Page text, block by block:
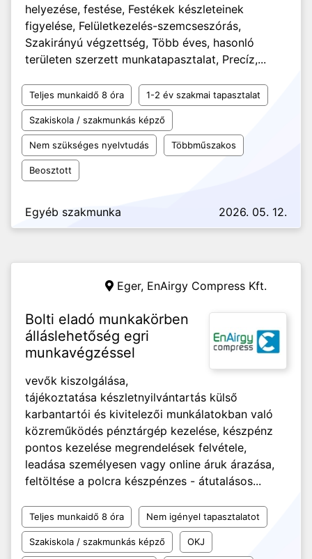
helyezése, festése, Festékek készleteinek
figyelése, Felületkezelés-szemcseszórás,
Szakirányú végzettség, Több éves, hasonló
területen szerzett munkatapasztalat, Precíz,...
Teljes munkaidő 8 óra 1-2 év szakmai tapasztalat
Szakiskola / szakmunkás képző
Nem szükséges nyelvtudás Többműszakos
Beosztott
Egyéb szakmunka 2026. 05. 12.
Eger, EnAirgy Compress Kft.
Bolti eladó munkakörben
álláslehetőség egri
munkavégzéssel
vevők kiszolgálása,
tájékoztatása készletnyilvántartás külső
karbantartói és kivitelezői munkálatokban való
közreműködés pénztárgép kezelése, készpénz
pontos kezelése megrendelések felvétele,
leadása személyesen vagy online áruk árazása,
feltöltése a polcra készpénzes - átutalásos...
Teljes munkaidő 8 óra Nem igényel tapasztalatot
Szakiskola / szakmunkás képző OKJ